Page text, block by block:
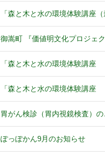
「森と木と水の環境体験講座
御嵩町 『価値明文化プロジェ
「森と木と水の環境体験講
「森と木と水の環境体験講
胃がん検診（胃内視鏡検査）
ぽっぽかん9月のお知らせ